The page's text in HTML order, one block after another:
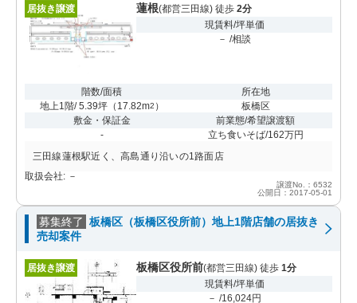
居抜き譲渡 蓮根(都営三田線) 徒歩 2分
現賃料/坪単価
－ /相談
階数/面積
地上1階/ 5.39坪（ 17.82m2 ）
所在地
板橋区
敷金・保証金
-
前業態/希望譲渡額
立ち食いそば/162万円
三田線蓮根駅近く、高島通り沿いの1路面店
取扱会社: －
譲渡No.：6532
公開日：2017-05-01
募集終了 板橋区（板橋区役所前）地上1階店舗の居抜き
売却案件
居抜き譲渡 板橋区役所前(都営三田線) 徒歩 1分
現賃料/坪単価
－ /16,024円